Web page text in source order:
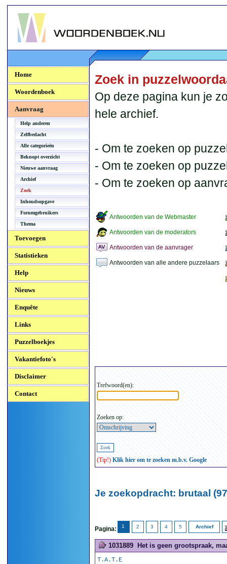
Woordenboek.NU
Home
Woordenboek
Aanvraag
Help anderen
Zelfbedacht
Alle categorieën
Beknopt overzicht
Nieuwe aanvraag
Archief
Zoek
Inhoudsopgave
Forumgebruikers
Thema
Toevoegen
Statistieken
Help
Nieuws
Enquête
Links
Puzzelboekjes
Vakantiefoto's
Disclaimer
Contact
Zoek in
Op deze pagina kun je
hele archief.
- Om te zoeken op
- Om te zoeken op
- Om te zoeken op
Antwoorden van de Webmaster
Antwoorden van de moderators
Antwoorden van de aanvrager
Antwoorden van alle andere puzzelaars
Trefwoord(en):
Zoeken op:
(Tip!) Klik hier om te zoeken m.b.v. Google
Je zoekopdracht: brutaal
Pagina: 1 2 3 4 5 Archief
1031889 Het is geen grootspraak,
T.A.T.E